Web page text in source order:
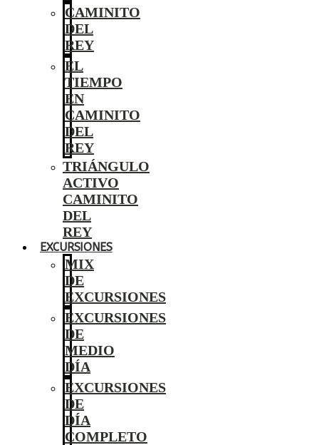
CAMINITO
DEL
REY
EL
TIEMPO
EN
CAMINITO
DEL
REY
TRIÁNGULO
ACTIVO
CAMINITO
DEL
REY
EXCURSIONES
MIX
DE
EXCURSIONES
EXCURSIONES
DE
MEDIO
DÍA
EXCURSIONES
DE
DÍA
COMPLETO